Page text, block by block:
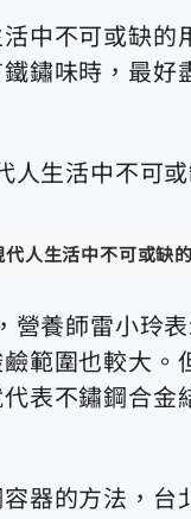
中不可或缺
鏽味時，最
人生活中不可或缺
營養師雷小玲
範圍也較大
表不鏽鋼合
器的方法，